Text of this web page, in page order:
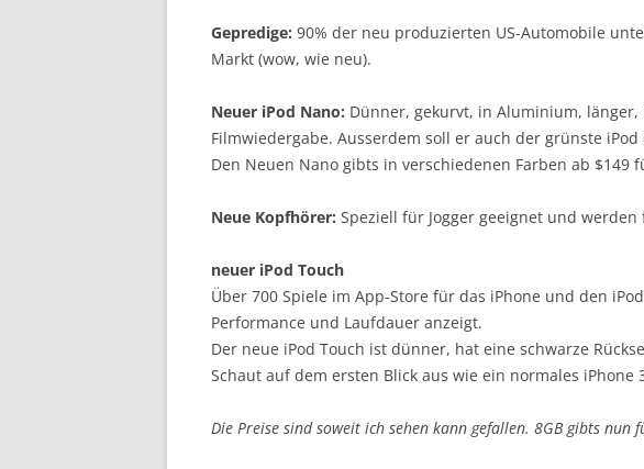
Gepredige: 90% der neu produzierten US-Automobile
Markt (wow, wie neu).
Neuer iPod Nano: Dünner, gekurvt, in Aluminium,
Filmwiedergabe. Ausserdem soll er auch der grünste
Den Neuen Nano gibts in verschiedenen Farben ab $149
Neue Kopfhörer: Speziell für Jogger geeignet und
neuer iPod Touch
Über 700 Spiele im App-Store für das iPhone und den
Performance und Laufdauer anzeigt.
Der neue iPod Touch ist dünner, hat eine schwarze
Schaut auf dem ersten Blick aus wie ein normales iPhone
Die Preise sind soweit ich sehen kann gefallen. 8GB gibts